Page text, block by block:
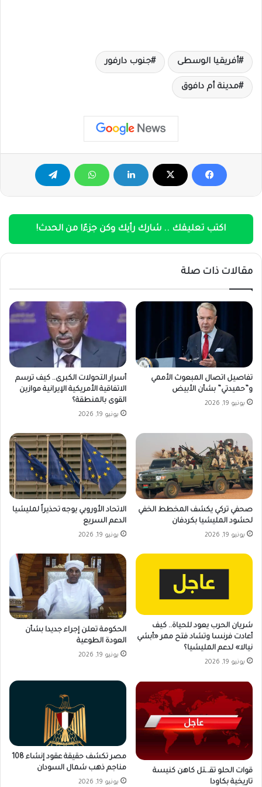
أفريقيا الوسطى جنوب دارفور
مدينة أم دافوق
اكتب تعليقك .. شارك رأيك وكن جزءًا من الحدث!
مقالات ذات صلة
تفاصيل اتصال المبعوث الأممي
و”حميدتي” بشأن الأبيض
يونيو 19, 2026
أسرار التحولات الكبرى.. كيف ترسم
الاتفاقية الأمريكية الإيرانية موازين
القوى بالمنطقة؟
يونيو 19, 2026
صحفي تركي يكشف المخطط الخفي
لحشود المليشيا بكردفان
يونيو 19, 2026
الاتحاد الأوروبي يوجه تحذيراً لمليشيا
الدعم السريع
يونيو 19, 2026
شريان الحرب يعود للحياة.. كيف
أعادت فرنسا وتشاد فتح ممر «أبشي
نيالا» لدعم المليشيا؟
يونيو 19, 2026
الحكومة تعلن إجراء جديدا بشأن
العودة الطوعية
يونيو 19, 2026
قوات الحلو تقـ.ـتل كاهن كنيسة
تاريخية بكاودا
مصر تكشف حقيقة عقود إنشاء 108
مناجم ذهب شمال السودان
يونيو 19, 2026